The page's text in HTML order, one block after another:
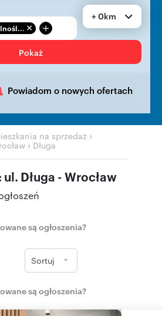
+
+ 0km
Pokaż
Powiadom o nowych ofertach
na sprzedaż ›
› Długa
Długa - Wrocław
są ogłoszenia?
Sortuj
są ogłoszenia?